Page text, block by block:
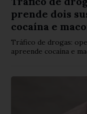
prende dois
cocaína e
Tráfico de drogas:
apreende cocaína e